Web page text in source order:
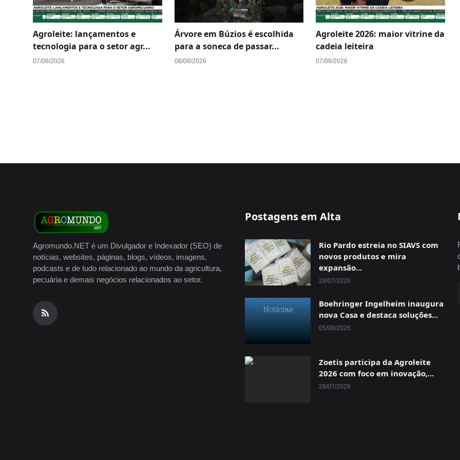
Agroleite: lançamentos e
tecnologia para o setor agr...
07/08/2026
Árvore em Búzios é escolhida
para a soneca de passar...
08/08/2026
Agroleite 2026: maior vitrine da
cadeia leiteira
07/08/2026
Agromundo.NET é um Divulgador e Indexador (SEO) de
notícias, websites, páginas, blogs, vídeos, imagens,
podcasts e de tudo relacionado ao mundo da agricultura,
pecuária e demais negócios relacionados ao setor.
Postagens em Alta
Rio Pardo estreia no SIAVS com
novos produtos e mira
expansão...
28/07/2026
Boehringer Ingelheim inaugura
nova Casa e destaca soluções...
05/08/2026
Zoetis participa da Agroleite
2026 com foco em inovação,...
28/07/2026